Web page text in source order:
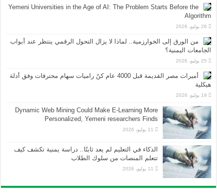
Yemeni Universities in the Age of AI: The Problem Starts Before the
Algorithm
26 يوليو، 2026
من الورق إلى الخوارزمية.. لماذا لا يزال التحول الرقمي ينتظر عند أبواب
الجامعات اليمنية؟
25 يوليو، 2026
أميرات مصر القديمة قبل 4000 عام كنّ راميات سهام محترفات وفق أدلة
هيكلية
19 يوليو، 2026
Dynamic Web Mining Could Make E-Learning More
Personalized, Yemeni researchers Finds
11 يوليو، 2026
الذكاء في التعليم لم يعد ثابتًا.. دراسة يمنية تكشف كيف
تتعلم المنصات من سلوك الطلاب
11 يوليو، 2026